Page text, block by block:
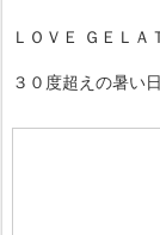
ＬＯＶＥ ＧＥＬＡ
３０度超えの暑い